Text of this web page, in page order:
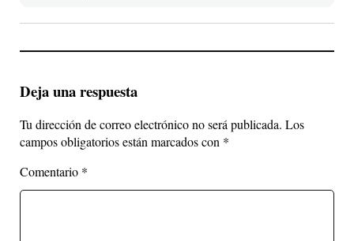
Deja una respuesta
Tu dirección de correo electrónico no será publicada. Los
campos obligatorios están marcados con *
Comentario *